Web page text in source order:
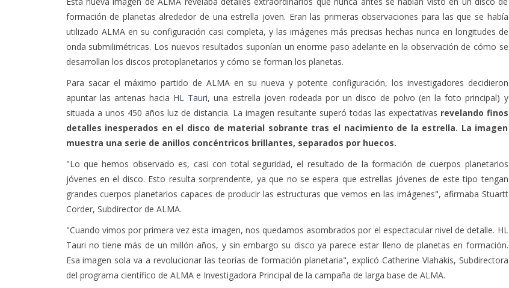
formación de planetas alrededor de una estrella joven. Eran las primeras observaciones para las que se había
utilizado ALMA en su configuración casi completa, y las imágenes más precisas hechas nunca en longitudes de
onda submilimétricas. Los nuevos resultados suponían un enorme paso adelante en la observación de cómo se
desarrollan los discos protoplanetarios y cómo se forman los planetas.
Para sacar el máximo partido de ALMA en su nueva y potente configuración, los investigadores decidieron
apuntar las antenas hacia HL Tauri, una estrella joven rodeada por un disco de polvo (en la foto principal) y
situada a unos 450 años luz de distancia. La imagen resultante superó todas las expectativas revelando finos
detalles inesperados en el disco de material sobrante tras el nacimiento de la estrella. La imagen
muestra una serie de anillos concéntricos brillantes, separados por huecos.
"Lo que hemos observado es, casi con total seguridad, el resultado de la formación de cuerpos planetarios
jóvenes en el disco. Esto resulta sorprendente, ya que no se espera que estrellas jóvenes de este tipo tengan
grandes cuerpos planetarios capaces de producir las estructuras que vemos en las imágenes", afirmaba Stuartt
Corder, Subdirector de ALMA.
"Cuando vimos por primera vez esta imagen, nos quedamos asombrados por el espectacular nivel de detalle. HL
Tauri no tiene más de un millón años, y sin embargo su disco ya parece estar lleno de planetas en formación.
Esa imagen sola va a revolucionar las teorías de formación planetaria", explicó Catherine Vlahakis, Subdirectora
del programa científico de ALMA e Investigadora Principal de la campaña de larga base de ALMA.